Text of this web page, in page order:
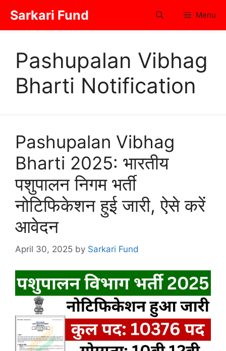
content
Sarkari Fund Menu
Pashupalan Vibhag
Bharti Notification
Pashupalan Vibhag
Bharti 2025: भारतीय
पशुपालन निगम भर्ती
नोटिफिकेशन हुई जारी, ऐसे करें
आवेदन
April 30, 2025 by Sarkari Fund